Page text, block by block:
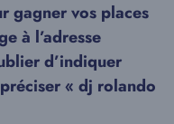
gagner vos places
à l’adresse
d’indiquer
« dj rolando